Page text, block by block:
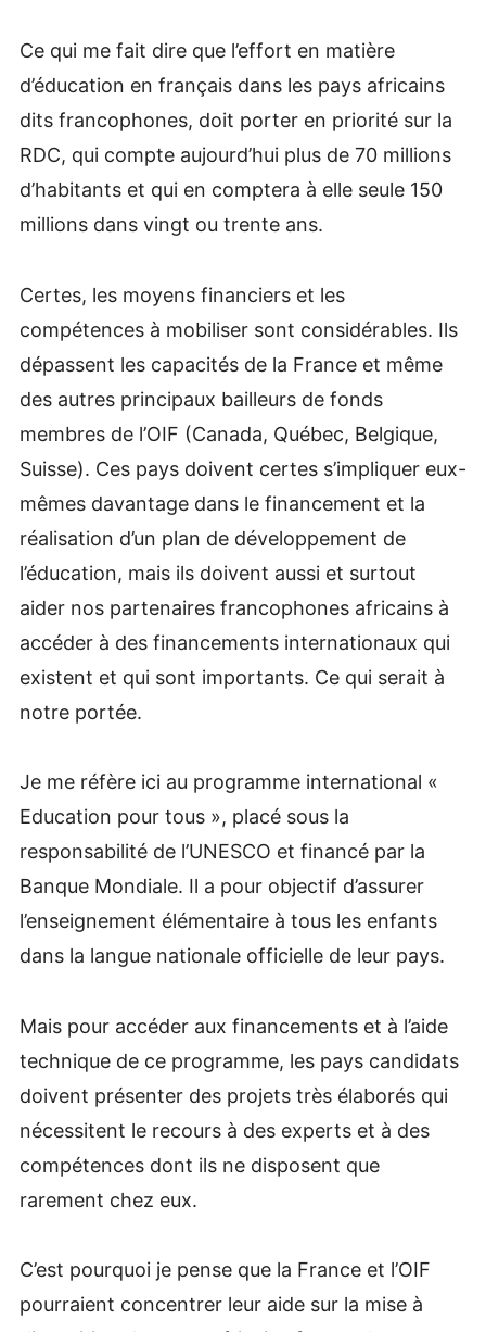
Ce qui me fait dire que l’effort en matière
d’éducation en français dans les pays africains
dits francophones, doit porter en priorité sur la
RDC, qui compte aujourd’hui plus de 70 millions
d’habitants et qui en comptera à elle seule 150
millions dans vingt ou trente ans.
Certes, les moyens financiers et les
compétences à mobiliser sont considérables. Ils
dépassent les capacités de la France et même
des autres principaux bailleurs de fonds
membres de l’OIF (Canada, Québec, Belgique,
Suisse). Ces pays doivent certes s’impliquer eux-
mêmes davantage dans le financement et la
réalisation d’un plan de développement de
l’éducation, mais ils doivent aussi et surtout
aider nos partenaires francophones africains à
accéder à des financements internationaux qui
existent et qui sont importants. Ce qui serait à
notre portée.
Je me réfère ici au programme international «
Education pour tous », placé sous la
responsabilité de l’UNESCO et financé par la
Banque Mondiale. Il a pour objectif d’assurer
l’enseignement élémentaire à tous les enfants
dans la langue nationale officielle de leur pays.
Mais pour accéder aux financements et à l’aide
technique de ce programme, les pays candidats
doivent présenter des projets très élaborés qui
nécessitent le recours à des experts et à des
compétences dont ils ne disposent que
rarement chez eux.
C’est pourquoi je pense que la France et l’OIF
pourraient concentrer leur aide sur la mise à